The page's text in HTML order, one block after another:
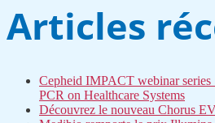
Articles
Cepheid IMPACT webinar
PCR on Healthcare Systems
Découvrez le nouveau Chorus